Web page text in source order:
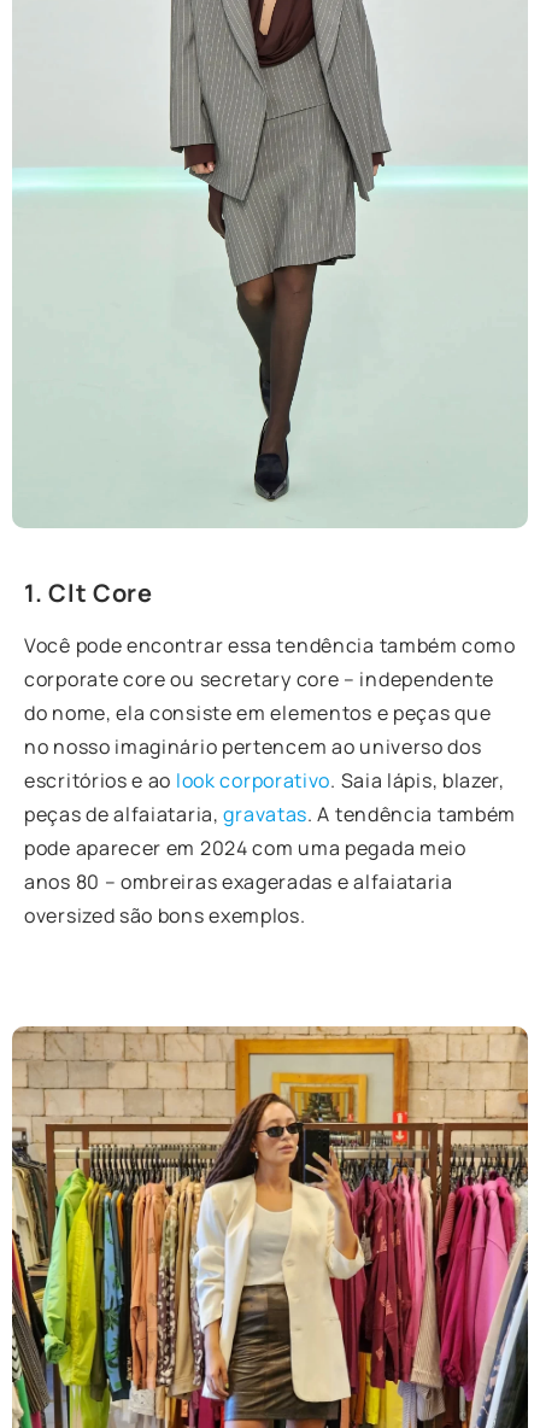
1. Clt Core
Você pode encontrar essa tendência também como
corporate core ou secretary core – independente
do nome, ela consiste em elementos e peças que
no nosso imaginário pertencem ao universo dos
escritórios e ao look corporativo. Saia lápis, blazer,
peças de alfaiataria, gravatas. A tendência também
pode aparecer em 2024 com uma pegada meio
anos 80 – ombreiras exageradas e alfaiataria
oversized são bons exemplos.